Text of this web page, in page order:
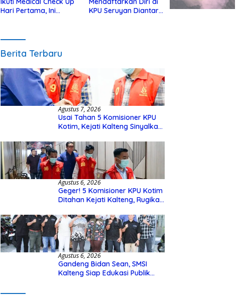
Hari Pertama, Ini
KPU Seruyan Diantar
Berita Terbaru
Agustus 7, 2026
Usai Tahan 5 Komisioner KPU
Kotim, Kejati Kalteng Sinyalkan
Hibah Rp40 Miliar
Agustus 6, 2026
Geger! 5 Komisioner KPU Kotim
Ditahan Kejati Kalteng, Rugikan
Hibah Rp40 Miliar
Agustus 6, 2026
Gandeng Bidan Sean, SMSI
Kalteng Siap Edukasi Publik